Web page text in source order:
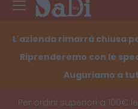
Toggle mobile
L'azienda rimarrà chiusa
Riprenderemo con le
Auguriamo a
Per ordini superiori a 100€